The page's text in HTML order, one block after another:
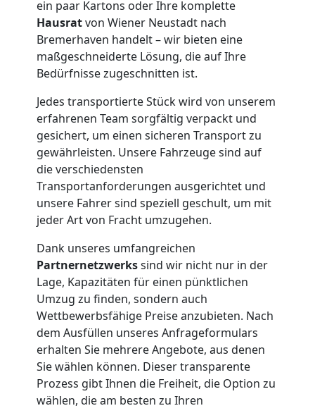
ein paar Kartons oder Ihre komplette
Hausratvon Wiener Neustadt nach
Bremerhaven handelt – wir bieten eine
maßgeschneiderte Lösung, die auf Ihre
Bedürfnisse zugeschnitten ist.
Jedes transportierte Stück wird von unserem
erfahrenen Team sorgfältig verpackt und
gesichert, um einen sicheren Transport zu
gewährleisten. Unsere Fahrzeuge sind auf
die verschiedensten
Transportanforderungen ausgerichtet und
unsere Fahrer sind speziell geschult, um mit
jeder Art von Fracht umzugehen.
Dank unseres umfangreichen
Partnernetzwerkssind wir nicht nur in der
Lage, Kapazitäten für einen pünktlichen
Umzug zu finden, sondern auch
Wettbewerbsfähige Preise anzubieten. Nach
dem Ausfüllen unseres Anfrageformulars
erhalten Sie mehrere Angebote, aus denen
Sie wählen können. Dieser transparente
Prozess gibt Ihnen die Freiheit, die Option zu
wählen, die am besten zu Ihren
Kleintransport
Wiener
Neustadt
Möbelmontage
Wiener
Neustadt
Möbeltransport
Wiener
Neustadt